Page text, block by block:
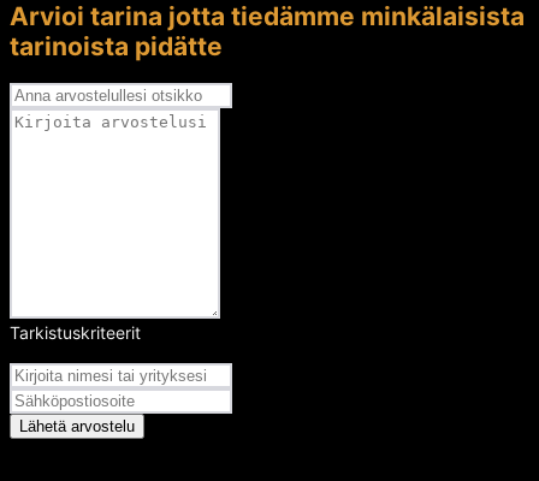
Arvioi tarina jotta tiedämme minkälaisista
tarinoista pidätte
Tarkistuskriteerit
Lähetä arvostelu